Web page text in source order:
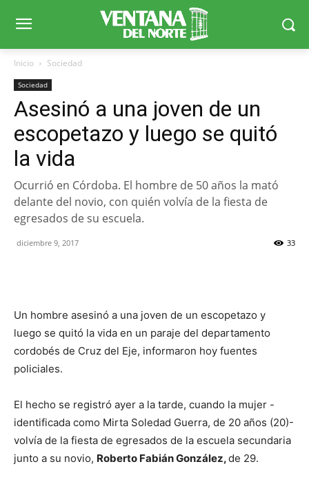
Inicio Sociedad
Sociedad
Asesinó a una joven de un
escopetazo y luego se quitó
la vida
Ocurrió en Córdoba. El hombre de 50 años la mató
delante del novio, con quién volvía de la fiesta de
egresados de su escuela.
diciembre 9, 2017 33
Un hombre asesinó a una joven de un escopetazo y
luego se quitó la vida en un paraje del departamento
cordobés de Cruz del Eje, informaron hoy fuentes
policiales.
El hecho se registró ayer a la tarde, cuando la mujer -
identificada como Mirta Soledad Guerra, de 20 años (20)-
volvía de la fiesta de egresados de la escuela secundaria
junto a su novio, Roberto Fabián González,de 29.